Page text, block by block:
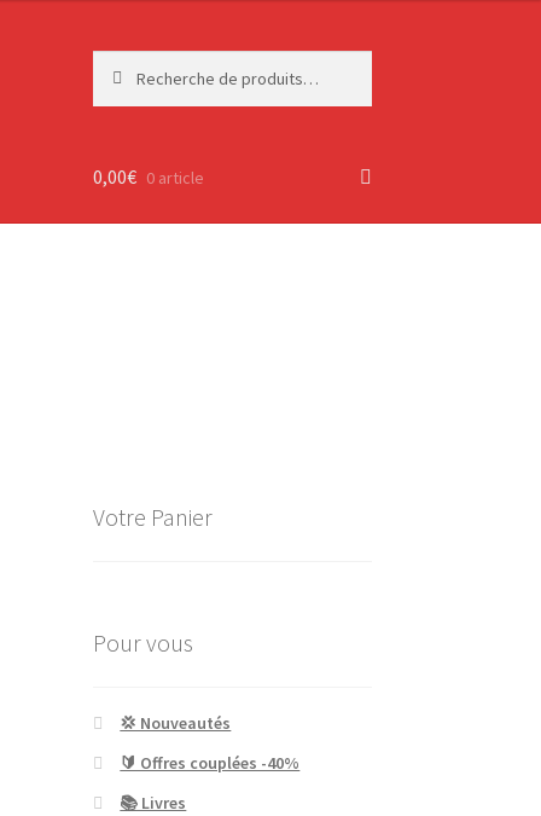
pour :
0,00€ 0 article
Votre Panier
Pour vous
💢 Nouveautés
🔰 Offres couplées -40%
📚 Livres